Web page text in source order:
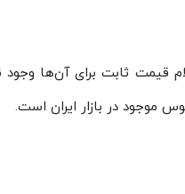
قیمت ثابت برای آن‌ها وجود
موجود در بازار ایران است.